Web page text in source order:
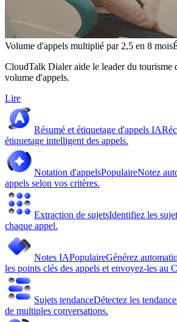
Volume d'appels multiplié par 2,5 en 8 mois
CloudTalk Dialer aide le leader du tourisme
volume d'appels.
Lire
Résumé et étiquetage d'appels IA
étiquetage intelligent des appels.
Notation d'appelsPopulaireNotez
appels selon vos critères.
Extraction de sujetsIdentifiez les
chaque appel.
Notes IAPopulaireGénérez
les points clés des appels et envoyez-les au
Sujets tendanceDétectez les
de multiples conversations.